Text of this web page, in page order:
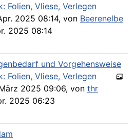
Folien, Vliese, Verlegen
2025 08:14, von Beerenelbe
2025 08:14
und Vorgehensweise
Folien, Vliese, Verlegen
2025 09:06, von thr
2025 06:23